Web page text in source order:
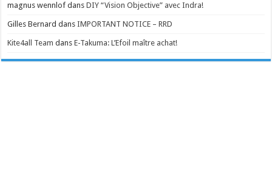
magnus wennlof dansDIY “Vision Objective” avec Indra!
Gilles Bernard dansIMPORTANT NOTICE – RRD
Kite4all Team dansE-Takuma: L’Efoil maître achat!